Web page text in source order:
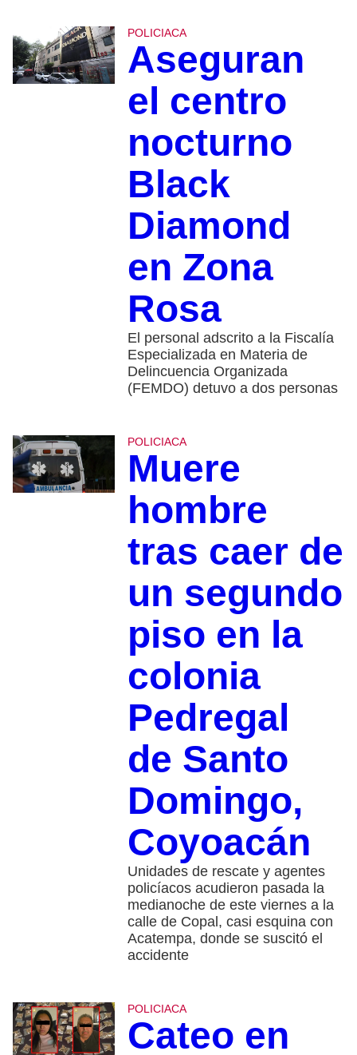
POLICIACA
Aseguran
el centro
nocturno
Black
Diamond
en Zona
Rosa
El personal adscrito a la Fiscalía
Especializada en Materia de
Delincuencia Organizada
(FEMDO) detuvo a dos personas
POLICIACA
Muere
hombre
tras caer de
un segundo
piso en la
colonia
Pedregal
de Santo
Domingo,
Coyoacán
Unidades de rescate y agentes
policíacos acudieron pasada la
medianoche de este viernes a la
calle de Copal, casi esquina con
Acatempa, donde se suscitó el
accidente
POLICIACA
Cateo en